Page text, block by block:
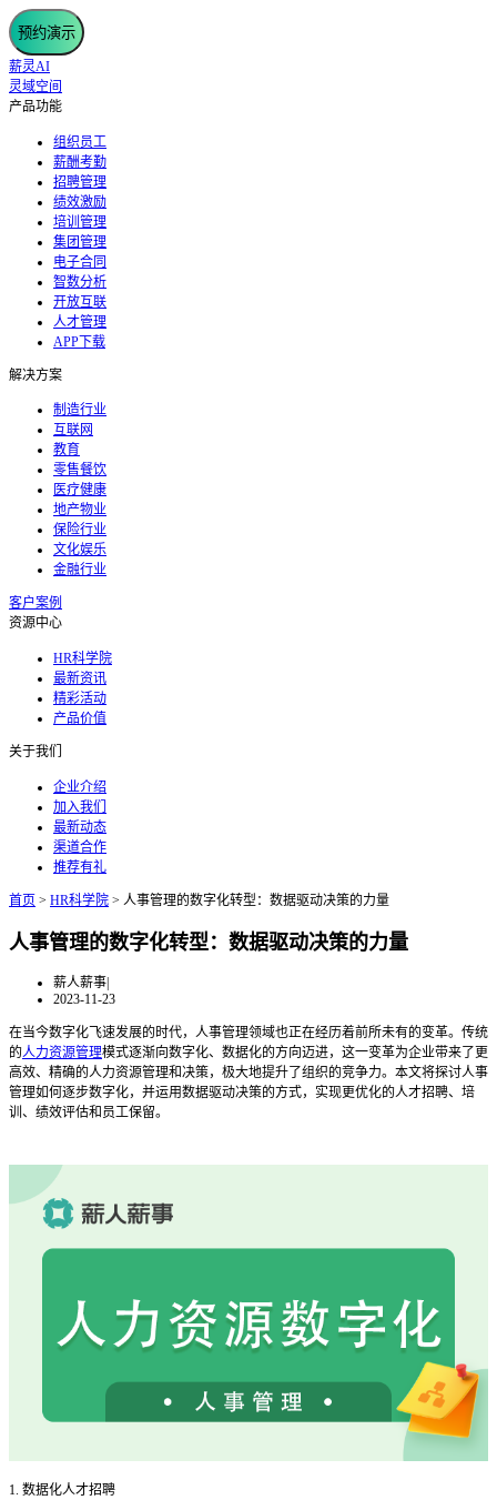
预约演示
薪灵AI
灵域空间
产品功能
组织员工
薪酬考勤
招聘管理
绩效激励
培训管理
集团管理
电子合同
智数分析
开放互联
人才管理
APP下载
解决方案
制造行业
互联网
教育
零售餐饮
医疗健康
地产物业
保险行业
文化娱乐
金融行业
客户案例
资源中心
HR科学院
最新资讯
精彩活动
产品价值
关于我们
企业介绍
加入我们
最新动态
渠道合作
推荐有礼
首页 > HR科学院 > 人事管理的数字化转型：数据驱动决策的力量
人事管理的数字化转型：数据驱动决策的力量
薪人薪事|
2023-11-23
在当今数字化飞速发展的时代，人事管理领域也正在经历着前所未有的变革。传统
的人力资源管理模式逐渐向数字化、数据化的方向迈进，这一变革为企业带来了更
高效、精确的人力资源管理和决策，极大地提升了组织的竞争力。本文将探讨人事
管理如何逐步数字化，并运用数据驱动决策的方式，实现更优化的人才招聘、培
训、绩效评估和员工保留。
1. 数据化人才招聘